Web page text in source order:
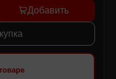
Добавить